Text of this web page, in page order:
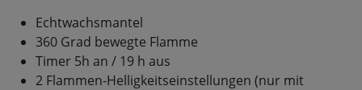
Echtwachsmantel
360 Grad bewegte Flamme
Timer 5h an / 19 h aus
2 Flammen-Helligkeitseinstellungen (nur mit